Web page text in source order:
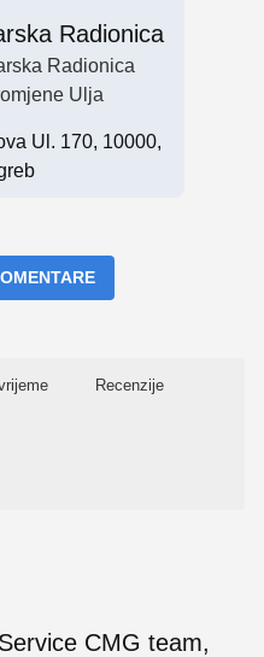
Radionica
Radionica
Ulja
Ul. 170, 10000,
Recenzije
CMG team,